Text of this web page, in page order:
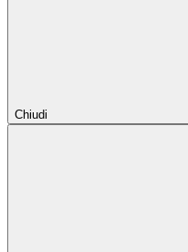
Chiudi